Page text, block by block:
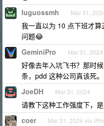
luguossmh Mar 31,
我一直以为 10 点下班才
问题😂
GeminiPro Mar 31, 2024
好像去年入坑飞书？那时
条，pdd 这种公司真该死。
JoeDH Mar 31, 2024
请教下这种工作强度下，
coer Mar 31, 2024 via